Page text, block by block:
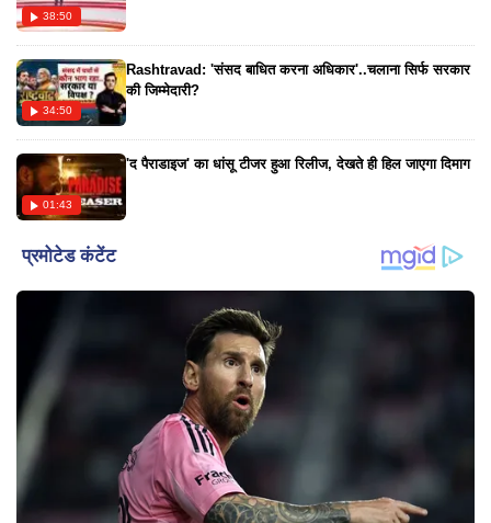
38:50
34:50
Rashtravad: 'संसद बाधित करना अधिकार'..चलाना सिर्फ सरकार
की जिम्मेदारी?
01:43
'द पैराडाइज' का धांसू टीजर हुआ रिलीज, देखते ही हिल जाएगा दिमाग